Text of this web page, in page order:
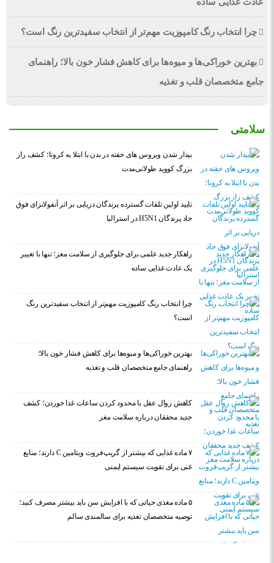
عادت غذایی ساده
چرا انتخاب رنگ کامپوزیت مهم‌تر از انتخاب سفیدترین رنگ است؟
بهترین خوراکی‌ها و میوه‌ها برای کاهش فشار خون بالا؛ راهنمای
جامع متخصصان قلب و تغذیه
سلامتی
بیدار شدن ویروس‌ های خفته در بدن با ابتلا به کرونا؛ کشف راز
بزرگ کووید طولانی‌مدت
تایید اولین تلفات گسترده پرندگان دریایی بر اثر آنفولانزای فوق
حاد پرندگان H5N1 در استرالیا
راهکار جدید علمی برای جلوگیری از سلامت مغز؛ تنها با تغییر
یک عادت غذایی ساده
چرا انتخاب رنگ کامپوزیت مهم‌تر از انتخاب سفیدترین رنگ
است؟
بهترین خوراکی‌ها و میوه‌ها برای کاهش فشار خون بالا؛
راهنمای جامع متخصصان قلب و تغذیه
کاهش زوال عقل با محدود کردن ساعات غذا خوردن؛ کشف
جدید محققان درباره سلامت مغز
۷ ماده غذایی که بیشتر از گریپ‌فروت ویتامین C دارند؛ منابع
غنی برای تقویت سیستم ایمنی
۵ ماده مغذی حیاتی که با افزایش سن باید بیشتر مصرف کنید؛
توصیه متخصصان تغذیه برای سالمندی سالم